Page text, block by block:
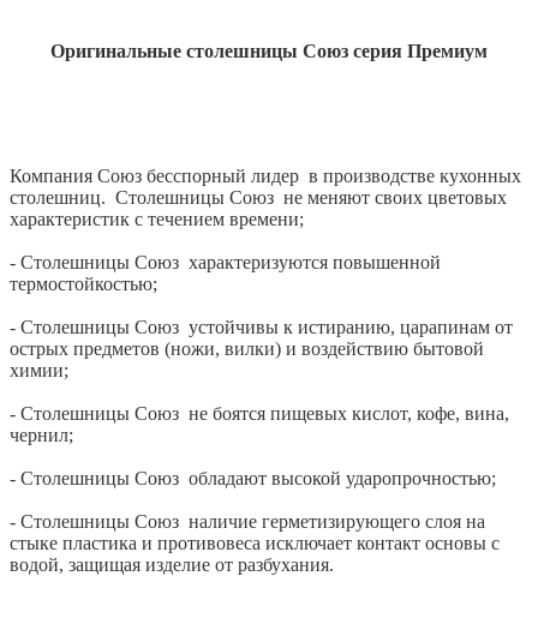
Оригинальные столешницы Союз серия Премиум
Компания Союз бесспорный лидер в производстве кухонных
столешниц. Столешницы Союз не меняют своих цветовых
характеристик с течением времени;
- Столешницы Союз характеризуются повышенной
термостойкостью;
- Столешницы Союз устойчивы к истиранию, царапинам от
острых предметов (ножи, вилки) и воздействию бытовой
химии;
- Столешницы Союз не боятся пищевых кислот, кофе, вина,
чернил;
- Столешницы Союз обладают высокой ударопрочностью;
- Столешницы Союз наличие герметизирующего слоя на
стыке пластика и противовеса исключает контакт основы с
водой, защищая изделие от разбухания.